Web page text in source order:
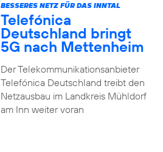
BESSERES NETZ FÜR DAS INNTAL
Telefónica
Deutschland bringt
5G nach Mettenheim
Der Telekommunikationsanbieter
Telefónica Deutschland treibt den
Netzausbau im Landkreis Mühldorf
am Inn weiter voran